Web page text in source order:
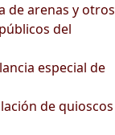
de arenas y otros
del
especial de
de quioscos